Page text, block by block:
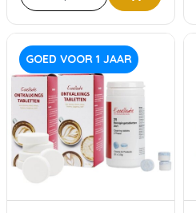
GOED VOOR 1 JAAR